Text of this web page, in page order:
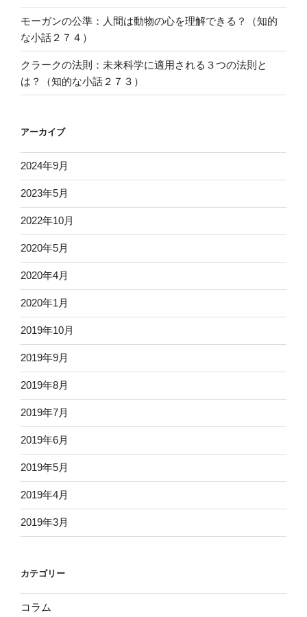
モーガンの公準：人間は動物の心を理解できる？（知的
な小話２７４）
クラークの法則：未来科学に適用される３つの法則と
は？（知的な小話２７３）
アーカイブ
2024年9月
2023年5月
2022年10月
2020年5月
2020年4月
2020年1月
2019年10月
2019年9月
2019年8月
2019年7月
2019年6月
2019年5月
2019年4月
2019年3月
カテゴリー
コラム